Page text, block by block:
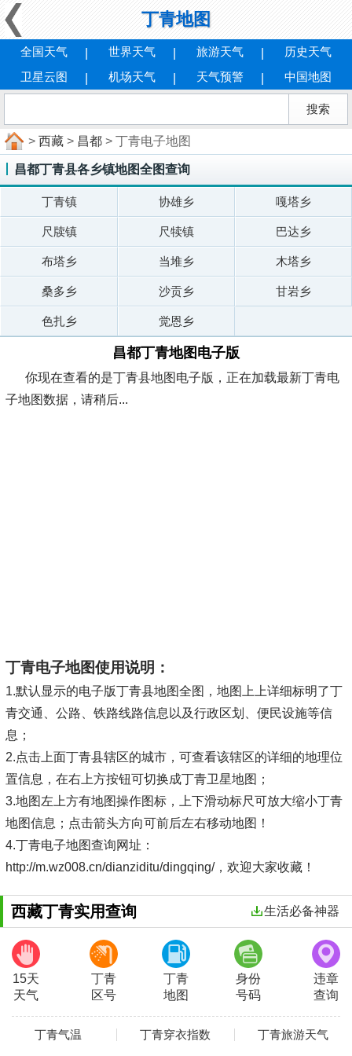
丁青地图
全国天气 世界天气 旅游天气
历史天气
卫星云图
机场天气 天气预警 中国地图
> 西藏 > 昌都 > 丁青电子地图
昌都丁青县各乡镇地图全图查询
丁青镇 协雄乡 嘎塔乡
尺牍镇 尺犊镇 巴达乡
布塔乡 当堆乡 木塔乡
桑多乡 沙贡乡 甘岩乡
色扎乡 觉恩乡
昌都丁青地图电子版
你现在查看的是丁青县地图电子版，正在加载最新丁青电
子地图数据，请稍后...
丁青电子地图使用说明：
1.默认显示的电子版丁青县地图全图，地图上上详细标明了丁
青交通、公路、铁路线路信息以及行政区划、便民设施等信
息；
2.点击上面丁青县辖区的城市，可查看该辖区的详细的地理位
置信息，在右上方按钮可切换成丁青卫星地图；
3.地图左上方有地图操作图标，上下滑动标尺可放大缩小丁青
地图信息；点击箭头方向可前后左右移动地图！
4.丁青电子地图查询网址：
http://m.wz008.cn/dianziditu/dingqing/，欢迎大家收藏！
西藏丁青实用查询 生活必备神器
15天
天气
丁青
区号
丁青
地图
身份
号码
违章
查询
丁青气温 丁青穿衣指数 丁青旅游天气